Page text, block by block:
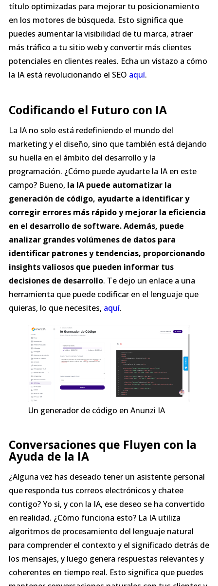
título optimizadas para mejorar tu posicionamiento
en los motores de búsqueda. Esto significa que
puedes aumentar la visibilidad de tu marca, atraer
más tráfico a tu sitio web y convertir más clientes
potenciales en clientes reales. Echa un vistazo a cómo
la IA está revolucionando el SEO aquí.
Codificando el Futuro con IA
La IA no solo está redefiniendo el mundo del
marketing y el diseño, sino que también está dejando
su huella en el ámbito del desarrollo y la
programación. ¿Cómo puede ayudarte la IA en este
campo? Bueno, la IA puede automatizar la
generación de código, ayudarte a identificar y
corregir errores más rápido y mejorar la eficiencia
en el desarrollo de software. Además, puede
analizar grandes volúmenes de datos para
identificar patrones y tendencias, proporcionando
insights valiosos que pueden informar tus
decisiones de desarrollo. Te dejo un enlace a una
herramienta que puede codificar en el lenguaje que
quieras, lo que necesites, aquí.
Un generador de código en Anunzi IA
Conversaciones que Fluyen con la
Ayuda de la IA
¿Alguna vez has deseado tener un asistente personal
que responda tus correos electrónicos y chatee
contigo? Yo si, y con la IA, ese deseo se ha convertido
en realidad. ¿Cómo funciona esto? La IA utiliza
algoritmos de procesamiento del lenguaje natural
para comprender el contexto y el significado detrás de
los mensajes, y luego genera respuestas relevantes y
coherentes en tiempo real. Esto significa que puedes